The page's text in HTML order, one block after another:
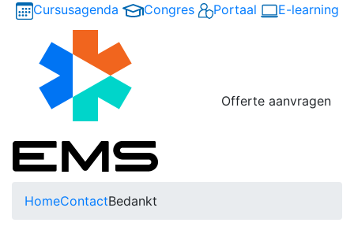
Cursusagenda Congres Portaal E-learning
Offerte aanvragen
HomeContactBedankt